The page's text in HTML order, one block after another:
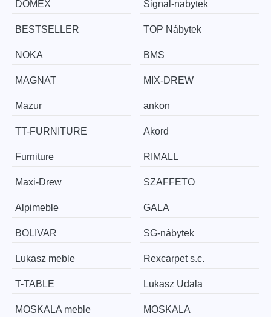
DOMEX Signal-nabytek
BESTSELLER TOP Nábytek
NOKA BMS
MAGNAT MIX-DREW
Mazur ankon
TT-FURNITURE Akord
Furniture RIMALL
Maxi-Drew SZAFFETO
Alpimeble GALA
BOLIVAR SG-nábytek
Lukasz meble Rexcarpet s.c.
T-TABLE Lukasz Udala
MOSKALA meble MOSKALA